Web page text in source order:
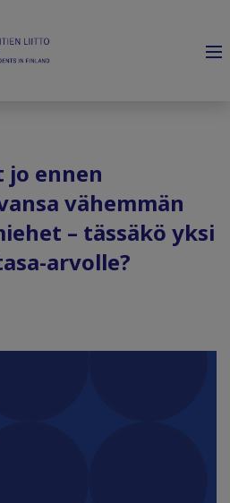
jo ennen
vähemmän
– tässäkö yksi
arvolle?